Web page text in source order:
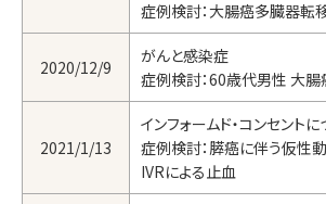
症例検討：大腸癌多臓器転
2020/12/9
がんと感染症
症例検討：60歳代男性 大
2021/1/13
インフォームド・コンセントに
症例検討：膵癌に伴う仮性
IVRによる止血